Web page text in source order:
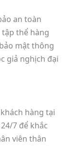
an toàn
thể hàng
mật thông
giả nghịch đại
hàng tại
7 để khắc
viên thân